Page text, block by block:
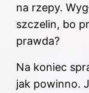
na rzepy.
szczelin, bo
prawda?
Na koniec
jak powinno.